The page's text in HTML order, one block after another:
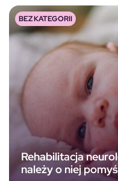
Rehabilitacja
należy o niej
BEZ KATEGORII